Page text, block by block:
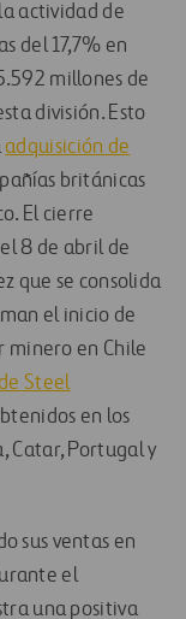
actividad de
del 17,7% en
millones de
división. Esto
adquisición de
británicas
El cierre
8 de abril de
que se consolida
el inicio de
minero en Chile
Steel
en los
Catar, Portugal y
sus ventas en
el
una positiva